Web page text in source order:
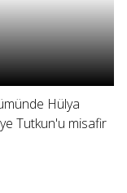
Hülya
Tutkun'u misafir